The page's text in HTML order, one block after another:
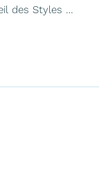
des Styles …